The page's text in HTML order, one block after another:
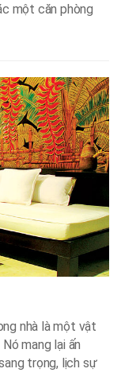
một căn phòng
nhà là một vật
mang lại ấn
trọng, lịch sự